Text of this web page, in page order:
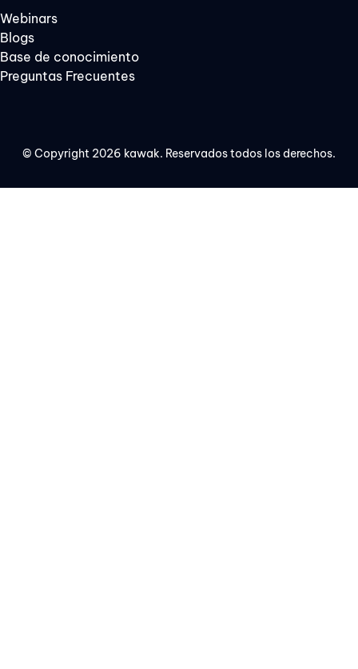
Webinars
Blogs
Base de conocimiento
Preguntas Frecuentes
© Copyright 2026 kawak. Reservados todos los derechos.